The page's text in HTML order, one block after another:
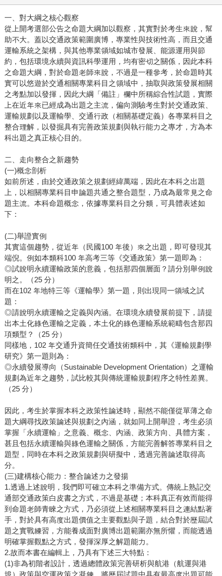
一、對大綱之核心觀察
從上開考選部公告之命題大綱加以觀察，其實對於考生來說，幫
助不大。蓋以交通政策範圍廣博，專業性與技術性高，而且交通
運輸系統之架構，與其他專業領域如城市發展、能源運用與節
約，包括環境永續與資訊科學運用，均有密切之關係，因此本科
之命題大綱，對於命題老師來說，不過是一種參考，於命題時其
實可以悠遊於交通相關專業科目之領域中，抽取與政策發展相關
之考點加以發揮，因此大綱「備註」欄中所稱綜合性試題，實際
上在近年來已經成為出題之主流，偏向測驗考生對於交通政策、
運輸規劃以及運輸學、交通行政（相關基礎定義）各專業科目之
整合理解，以發掘具有完善政策規劃與執行能力之專才，方為本
科出題之真正核心目的。
二、走向整合之新趨勢
(一)概念剖析
如前所述，由於交通政策之規劃經緯萬端，因此在本科之出題
上，以相關專業科目申論題共通之整合題型，乃成為最常見之命
題主流。本科命題概念，依據專業科目之分類，可具體表述如
下：
(二)舉證實例
其實這個趨勢，從近年（民國100 年後）來之出題，即可發現其
端倪。例如本類科100 年高考三等《交通政策》第一題即為：
◎試說明永續運輸政策的意義，包括那四個層面？請分別舉例說
明之。（25 分）
而在102 年地特三等《運輸學》第一題，則出現同一領域之試
題：
◎請說明永續運輸之定義與內涵。在環境永續發展前提下，請提
出本土化綠色運輸之定義，本土化的綠色運輸系統範疇包含那四
項類型？（25 分）
同樣地，102 年交通升資簡任交通技術類科中，其《運輸規劃學
研究》第一題則為：
◎永續發展導向（Sustainable Development Orientation）之運輸
規劃為近年之趨勢，試比較其與傳統運輸規劃程序之特性差異。
（25 分）
因此，考生於掌握本科之政策性論述時，顯然不能僅從單薄之命
題大綱尋找政策論述與規劃之內涵，就如同上開舉證，考生必須
掌握「永續運輸」之意義、概念、內涵、政策方向、具體方案，
甚且包括永續運輸與綠色運輸之關係，方能完善解答專業科目之
題型，同時在本科之政策規劃與研擬中，透過完善論述取得高
分。
(三)建構核心能力：整合論述力之發揚
1.透過上述說明，我們即可確立本科之準備方式。傳統上熟記交
通部交通政策白皮書之方式，不過是基礎；本科真正有效而能得
到命題老師青睞之方式，乃必須從上述相關專業科目之連結點著
手，對於具有高度出題價值之主要觀點與子題，結合對於歷屆試
題之實戰練習，方能養成面對廣博出題範圍亦無所懼，而能透過
明確掌握觀點之方式，發揮深厚之解題能力。
2.故而本書在編輯上，乃具有下述三大特點：
(1)非為初階者設計，透過總體政策完善研析與航港（航運與港
埠）政策與空運政策之凝鍊，將歷屆試題中具有最高度出題可能